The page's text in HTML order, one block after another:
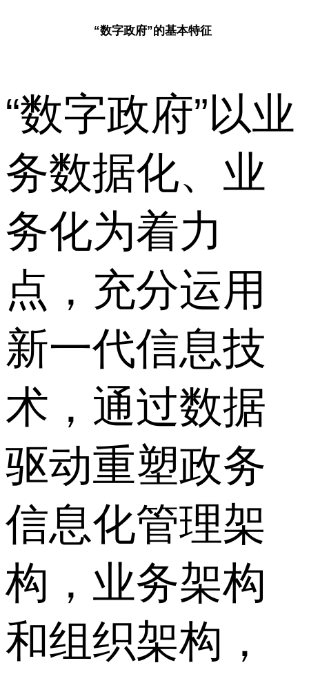
“数字政府”的基本特征
“数字政府”以业
务数据化、业
务化为着力
点，充分运用
新一代信息技
术，通过数据
驱动重塑政务
信息化管理架
构，业务架构
和组织架构，